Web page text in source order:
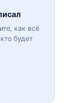
как всё
будет